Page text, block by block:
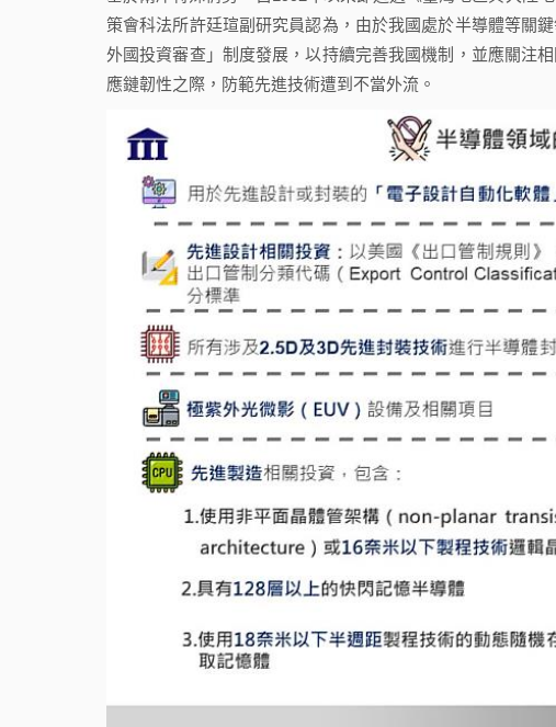
策會科法所許廷瑄副研究員認為，由於我國處於半導體等關
外國投資審查」制度發展，以持續完善我國機制，並應關注
應鏈韌性之際，防範先進技術遭到不當外流。